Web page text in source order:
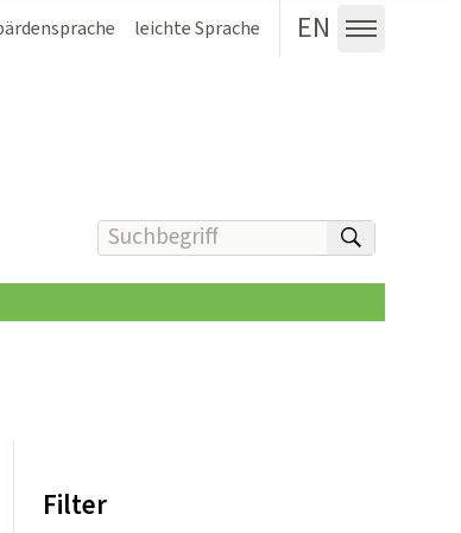
leichte Sprache EN
Menü
Suchbegriff(e) eingeben
Filter